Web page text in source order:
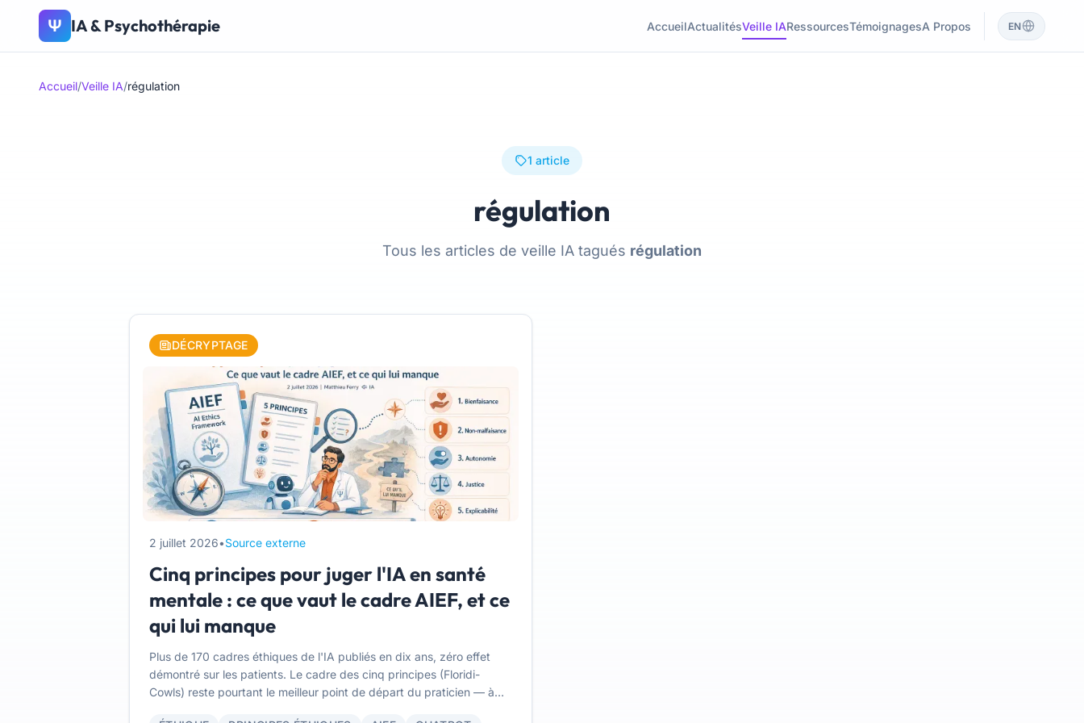
Ψ IA & Psychothérapie AccueilActualitésVeille IARessourcesTémoignagesA Propos EN
Accueil/Veille IA/régulation
1 article
régulation
Tous les articles de veille IA tagués régulation
DÉCRYPTAGE
2 juillet 2026•Source externe
Cinq principes pour juger l'IA en santé
mentale : ce que vaut le cadre AIEF, et ce
qui lui manque
Plus de 170 cadres éthiques de l'IA publiés en dix ans, zéro effet
démontré sur les patients. Le cadre des cinq principes (Floridi-
Cowls) reste pourtant le meilleur point de départ du praticien — à